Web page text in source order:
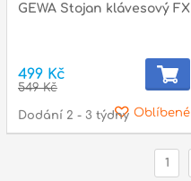
GEWA Stojan klávesový FX
499 Kč
549 Kč
Oblíbené
Dodání 2 - 3 týdny
1